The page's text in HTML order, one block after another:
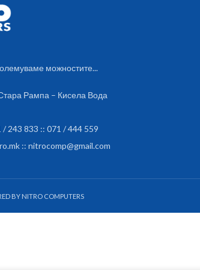
plastic,
monitor
можностите...
Рампа – Кисела Вода
243 833 :: 071 / 444 559
:: nitrocomp@gmail.com
BY NITRO COMPUTERS